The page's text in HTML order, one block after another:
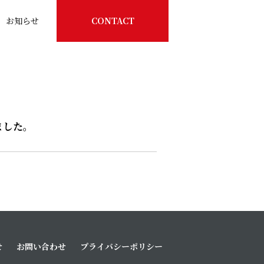
お知らせ CONTACT
た。
お問い合わせ プライバシーポリシー